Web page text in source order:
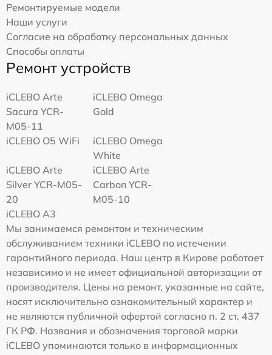
Ремонтируемые модели
Наши услуги
Согласие на обработку персональных данных
Способы оплаты
Ремонт устройств
iCLEBO Arte
Sacura YCR-
M05-11
iCLEBO Omega
Gold
iCLEBO O5 WiFi
iCLEBO Omega
White
iCLEBO Arte
Silver YCR-M05-
20
iCLEBO Arte
Carbon YCR-
M05-10
iCLEBO A3
Мы занимаемся ремонтом и техническим
обслуживанием техники iCLEBO по истечении
гарантийного периода. Наш центр в Кирове работает
независимо и не имеет официальной авторизации от
производителя. Цены на ремонт, указанные на сайте,
носят исключительно ознакомительный характер и
не являются публичной офертой согласно п. 2 ст. 437
ГК РФ. Названия и обозначения торговой марки
iCLEBO упоминаются только в информационных